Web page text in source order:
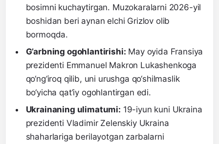
bosimni kuchaytirgan. Muzokaralarni 2026-yil
boshidan beri aynan elchi Grizlov olib
bormoqda.
G’arbning ogohlantirishi: May oyida Fransiya
prezidenti Emmanuel Makron Lukashenkoga
qo‘ng‘iroq qilib, uni urushga qo‘shilmaslik
bo‘yicha qat’iy ogohlantirgan edi.
Ukrainaning ulimatumi: 19-iyun kuni Ukraina
prezidenti Vladimir Zelenskiy Ukraina
shaharlariga berilayotgan zarbalarni